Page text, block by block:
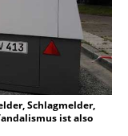
Schlagmelder,
ist also